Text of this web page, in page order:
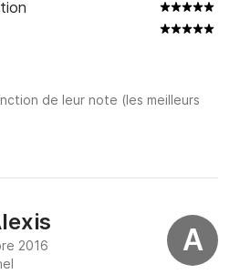
de leur note (les meilleurs
A
2016